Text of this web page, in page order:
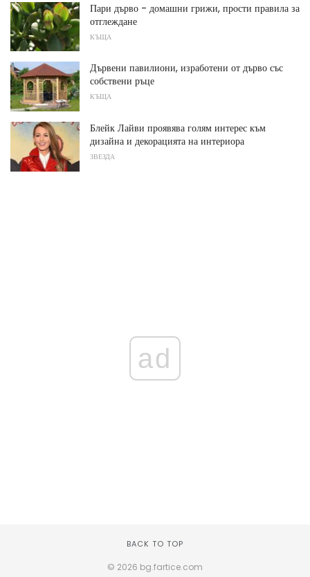
Пари дърво - домашни грижи, прости правила за
отглеждане
КЪЩА
Дървени павилиони, изработени от дърво със
собствени ръце
КЪЩА
Блейк Лайви проявява голям интерес към
дизайна и декорацията на интериора
ЗВЕЗДА
ad
BACK TO TOP
© 2026 bg.fartice.com